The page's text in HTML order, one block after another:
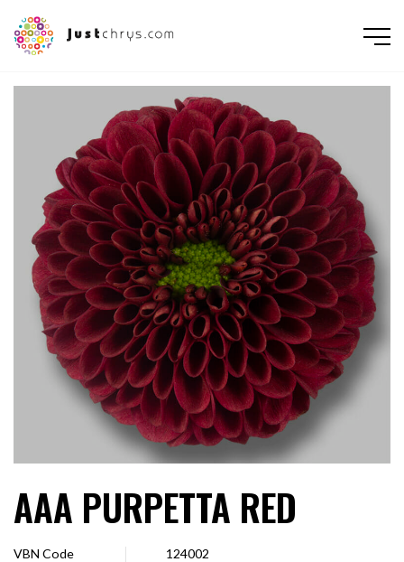
NEDERLANDS DEUTSCH FRANÇAIS РУССКИЙ
AAA PURPETTA RED
VBN Code
124002